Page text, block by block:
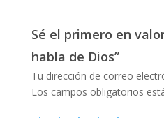
Sé el primero en
habla de Dios”
Tu dirección de correo
Los campos obligatorios